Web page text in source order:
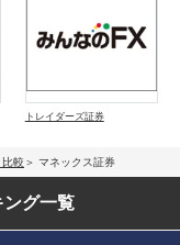
トレイダーズ証券
較 マネックス証券
ング一覧